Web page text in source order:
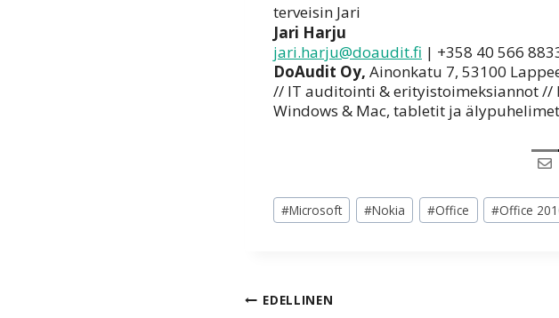
terveisin Jari
Jari Harju
jari.harju@doaudit.fi | +358 40 566
DoAudit Oy, Ainonkatu 7, 53100
// IT auditointi & erityistoimeksiannot
Windows & Mac, tabletit ja
Avainsanat:
#Microsoft #Nokia #Office #Office
Artikkelien
EDELLINEN